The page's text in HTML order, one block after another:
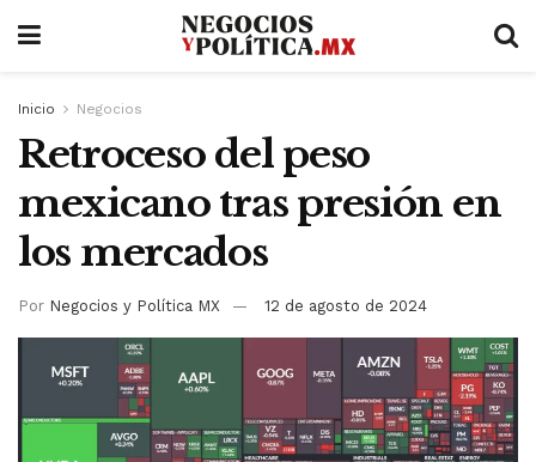
Inicio Negocios
Retroceso del peso
mexicano tras presión en
los mercados
Por Negocios y Política MX 12 de agosto de 2024